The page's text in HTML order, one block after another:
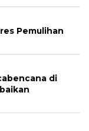
Pemulihan
di